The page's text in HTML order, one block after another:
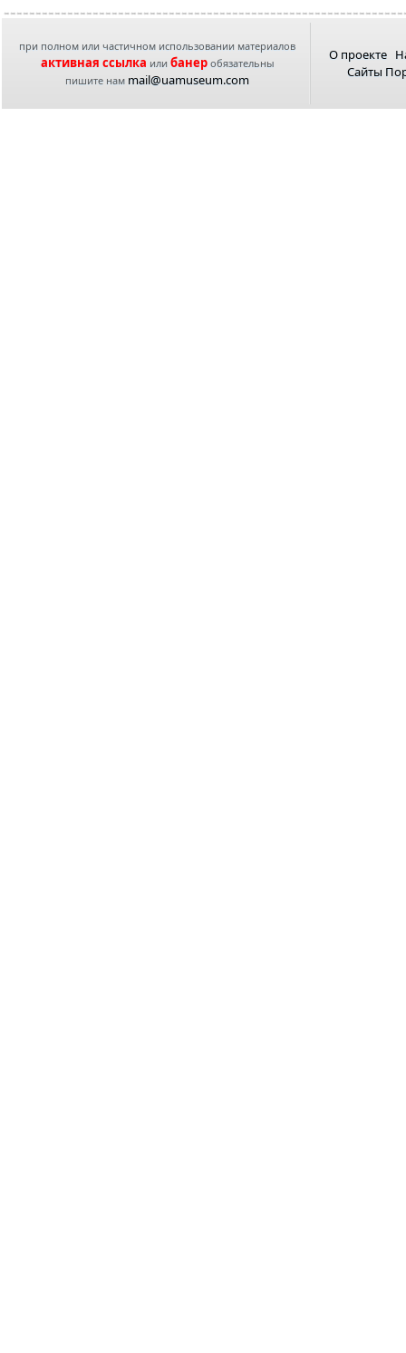
при полном или частичном использовании материалов
активная ссылка или банеробязательны
пишите нам mail@uamuseum.com
О проекте
Сайты